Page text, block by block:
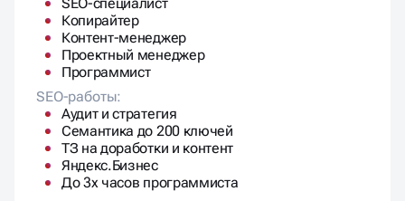
Копирайтер
Контент-менеджер
Проектный менеджер
Программист
SEO-работы:
Аудит и стратегия
Семантика до 200 ключей
ТЗ на доработки и контент
Яндекс.Бизнес
До 3х часов программиста